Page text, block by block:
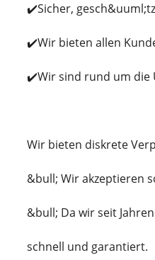
✔️Sicher,
✔️Wir bieten allen
✔️Wir sind rund um die
Wir bieten diskrete
&bull; Wir akzeptieren
&bull; Da wir seit
schnell und garantiert.